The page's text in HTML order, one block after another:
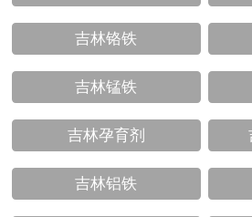
吉林铬铁
吉林锰铁
吉林孕育剂
吉林铝铁